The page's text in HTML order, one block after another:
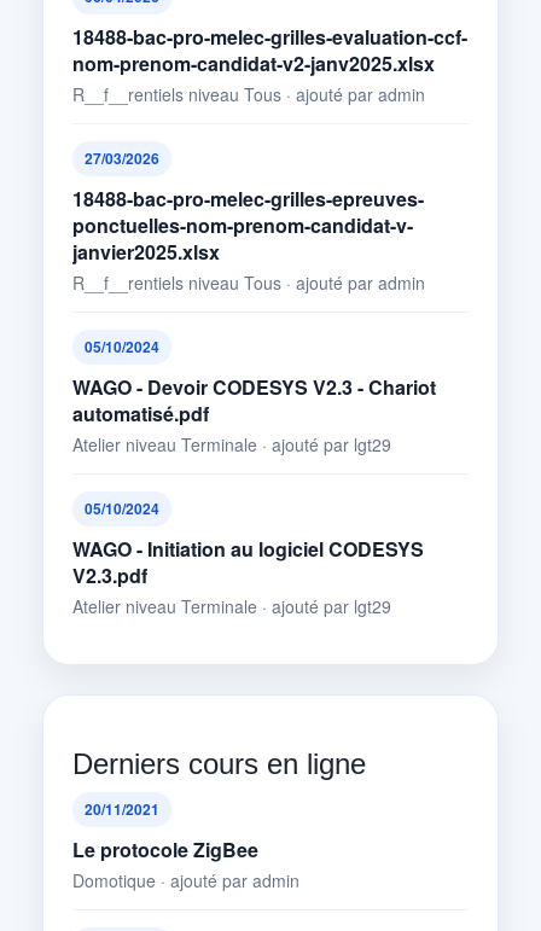
18488-bac-pro-melec-grilles-evaluation-ccf-
nom-prenom-candidat-v2-janv2025.xlsx
R__f__rentiels niveau Tous · ajouté par admin
27/03/2026
18488-bac-pro-melec-grilles-epreuves-
ponctuelles-nom-prenom-candidat-v-
janvier2025.xlsx
R__f__rentiels niveau Tous · ajouté par admin
05/10/2024
WAGO - Devoir CODESYS V2.3 - Chariot
automatisé.pdf
Atelier niveau Terminale · ajouté par lgt29
05/10/2024
WAGO - Initiation au logiciel CODESYS
V2.3.pdf
Atelier niveau Terminale · ajouté par lgt29
Derniers cours en ligne
20/11/2021
Le protocole ZigBee
Domotique · ajouté par admin